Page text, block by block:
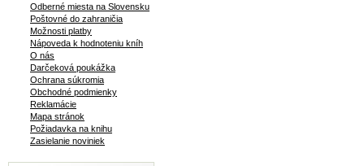
Odberné miesta na Slovensku
Poštovné do zahraničia
Možnosti platby
Nápoveda k hodnoteniu kníh
O nás
Darčeková poukážka
Ochrana súkromia
Obchodné podmienky
Reklamácie
Mapa stránok
Požiadavka na knihu
Zasielanie noviniek